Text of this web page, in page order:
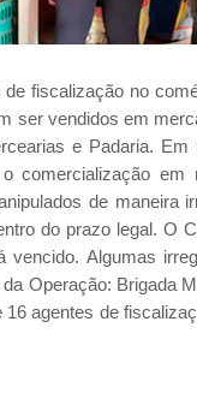
fiscalização no
ser vendidos em
e Padaria.
comercialização
de maneira
do prazo legal. O
Algumas
Operação: Brigada
agentes de